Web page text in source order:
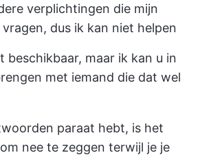
verplichtingen die mijn
dus ik kan niet helpen
beschikbaar, maar ik kan u in
met iemand die dat wel
paraat hebt, is het
nee te zeggen terwijl je je